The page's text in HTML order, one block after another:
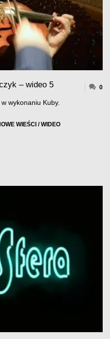
– wideo 5 0
wykonaniu Kuby.
WIEŚCI /WIDEO